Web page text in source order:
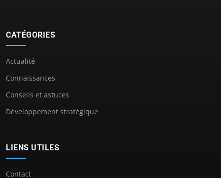
CATÉGORIES
Actualité
Connaissances
Conseils et astuces
Développement stratégique
LIENS UTILES
Contact